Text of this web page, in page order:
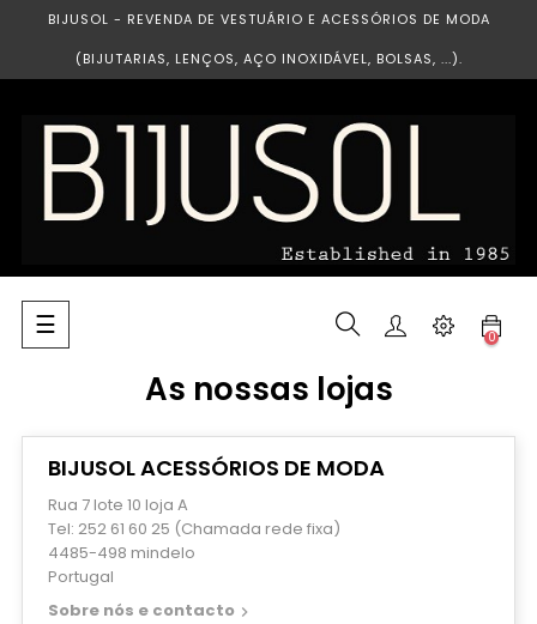
BIJUSOL - REVENDA DE VESTUÁRIO E ACESSÓRIOS DE MODA
(BIJUTARIAS, LENÇOS, AÇO INOXIDÁVEL, BOLSAS, ...).
Toggle
navigation
☰ 0
As nossas lojas
BIJUSOL ACESSÓRIOS DE MODA
Rua 7 lote 10 loja A
Tel: 252 61 60 25 (Chamada rede fixa)
4485-498 mindelo
Portugal
Sobre nós e contacto 